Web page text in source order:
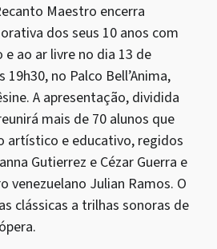
Maestro encerra
dos seus 10 anos com
ao ar livre no dia 13 de
no Palco Bell’Anima,
A apresentação, dividida
mais de 70 alunos que
artístico e educativo, regidos
Gutierrez e Cézar Guerra e
venezuelano Julian Ramos. O
clássicas a trilhas sonoras de